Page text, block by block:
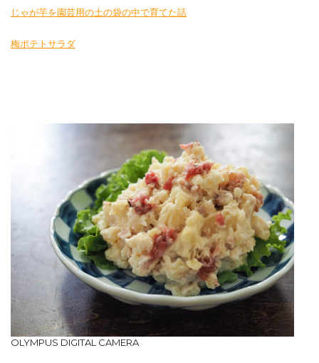
じゃが芋を園芸用の土の袋の中で育てた話
梅ポテトサラダ
OLYMPUS DIGITAL CAMERA